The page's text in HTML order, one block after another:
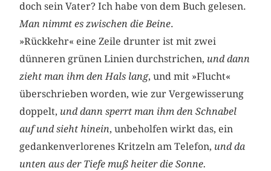
doch sein Vater? Ich habe von dem Buch gelesen.
Man nimmt es zwischen die Beine.
»Rückkehr« eine Zeile drunter ist mit zwei
dünneren grünen Linien durchstrichen, und dann
zieht man ihm den Hals lang, und mit »Flucht«
überschrieben worden, wie zur Vergewisserung
doppelt, und dann sperrt man ihm den Schnabel
auf und sieht hinein, unbeholfen wirkt das, ein
gedankenverlorenes Kritzeln am Telefon, und da
unten aus der Tiefe muß heiter die Sonne.